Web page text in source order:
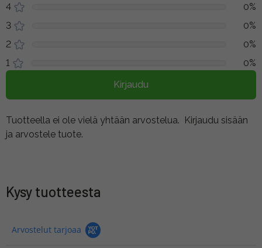
4
0%
3
0%
2
0%
1
0%
Kirjaudu
Tuotteella ei ole vielä yhtään arvostelua. Kirjaudu sisään
ja arvostele tuote.
Kysy tuotteesta
Arvostelut tarjoaa